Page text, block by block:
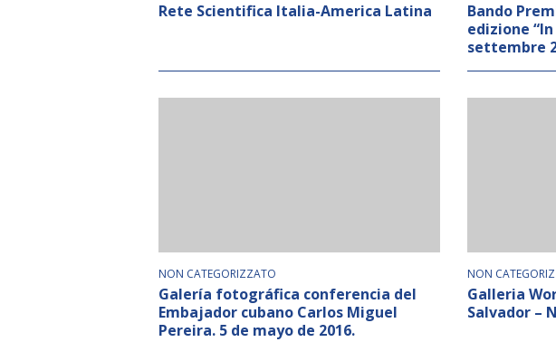
Rete Scientifica Italia-America Latina
Bando
edizione
settembre
NON CATEGORIZZATO
Galería fotográfica conferencia del
Embajador cubano Carlos Miguel
Pereira. 5 de mayo de 2016.
NON
Galleria
Salvador –